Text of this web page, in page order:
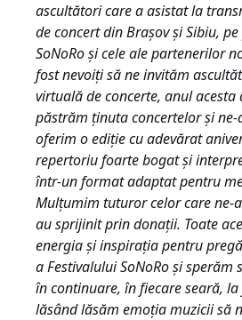
ascultători care a asistat la
de concert din Brașov și Sibiu,
SoNoRo și cele ale partenerilor
fost nevoiți să ne invităm
virtuală de concerte, anul
păstrăm ținuta concertelor și
oferim o ediție cu adevărat
repertoriu foarte bogat și
într-un format adaptat pentru
Mulțumim tuturor celor care ne-
au sprijinit prin donații. Toate
energia și inspirația pentru
a Festivalului SoNoRo și sperăm
în continuare, în fiecare seară,
lăsând lăsăm emoția muzicii să